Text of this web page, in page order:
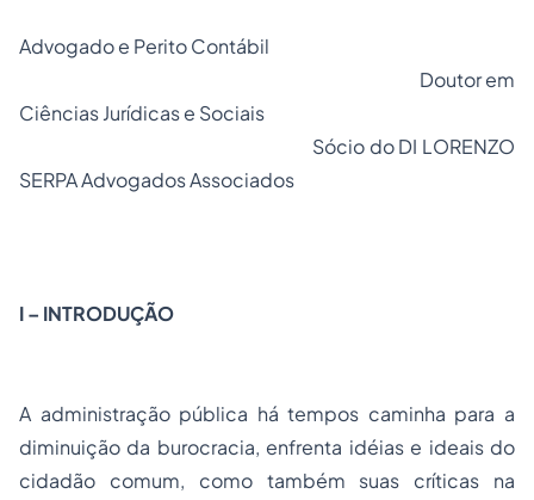
Advogado e Perito Contábil
Doutor em
Ciências Jurídicas e Sociais
Sócio do DI LORENZO
SERPA Advogados Associados
I – INTRODUÇÃO
A administração pública há tempos caminha para a
diminuição da burocracia, enfrenta idéias e ideais do
cidadão comum, como também suas críticas na